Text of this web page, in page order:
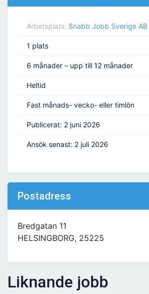
Arbetsplats: Snabb Jobb Sverige AB
1 plats
6 månader – upp till 12 månader
Heltid
Fast månads- vecko- eller timlön
Publicerat: 2 juni 2026
Ansök senast: 2 juli 2026
Postadress
Bredgatan 11
HELSINGBORG, 25225
Liknande jobb